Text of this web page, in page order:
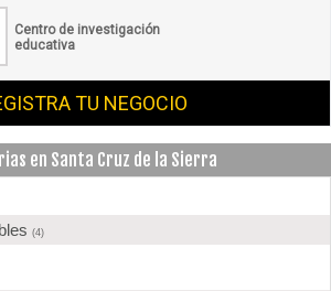
Centro de investigación
educativa
TU NEGOCIO
en Santa Cruz de la Sierra
(4)